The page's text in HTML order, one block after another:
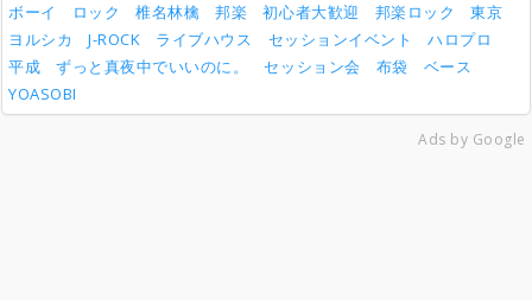
ボーイ
ロック 椎名林檎 邦楽 初心者大歓迎 邦楽ロック
東京
ヨルシカ
J-ROCK ライブハウス セッションイベント
ハロプロ
平成
ずっと真夜中でいいのに。 セッション会 布袋
ベース
YOASOBI
Ads by Google